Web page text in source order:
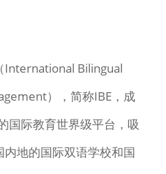
International Bilingual
），简称IBE，成
国际教育世界级平台，吸
地的国际双语学校和国